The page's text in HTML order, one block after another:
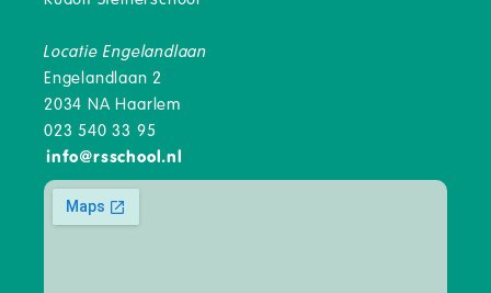
Locatie Engelandlaan
Engelandlaan 2
2034 NA Haarlem
023 540 33 95
info@rsschool.nl